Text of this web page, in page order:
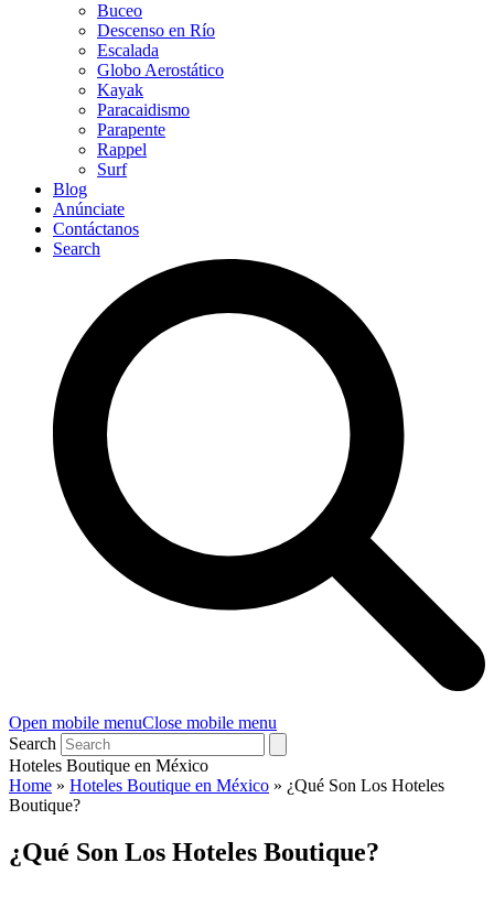
Buceo
Descenso en Río
Escalada
Globo Aerostático
Kayak
Paracaidismo
Parapente
Rappel
Surf
Blog
Anúnciate
Contáctanos
Search
Open mobile menuClose mobile menu
Search
Hoteles Boutique en México
Home » Hoteles Boutique en México » ¿Qué Son Los Hoteles
Boutique?
¿Qué Son Los Hoteles Boutique?